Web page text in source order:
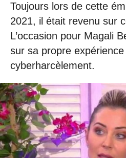
Toujours lors de cette
2021, il était revenu sur
L’occasion pour Magali
sur sa propre expérience
cyberharcèlement.